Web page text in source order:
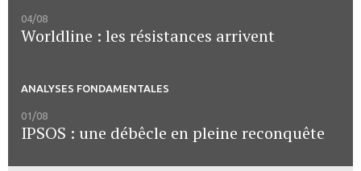
04/08
Worldline : les résistances arrivent
ANALYSES FONDAMENTALES
01/08
IPSOS : une débêcle en pleine reconquête